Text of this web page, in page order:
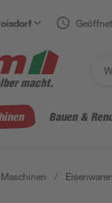
Bauen &
/